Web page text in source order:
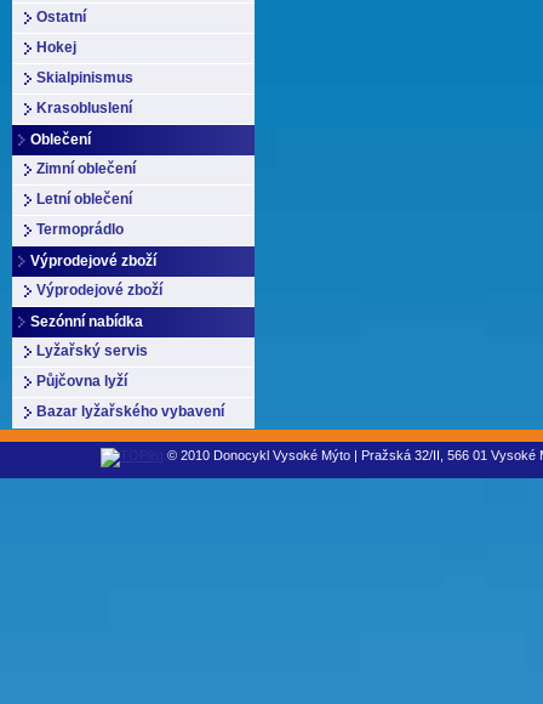
Ostatní
Hokej
Skialpinismus
Krasobluslení
Oblečení
Zimní oblečení
Letní oblečení
Termoprádlo
Výprodejové zboží
Výprodejové zboží
Sezónní nabídka
Lyžařský servis
Půjčovna lyží
Bazar lyžařského vybavení
© 2010 Donocykl Vysoké Mýto | Pražská 32/II, 566 01 Vysoké